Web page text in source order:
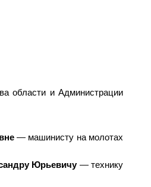
области и Администрации
— машинисту на молотах
Юрьевичу— технику